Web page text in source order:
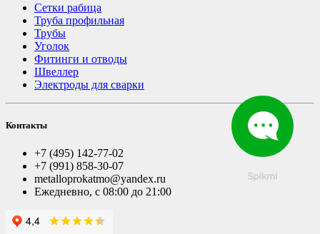
Сетки рабица
Труба профильная
Трубы
Уголок
Фитинги и отводы
Швеллер
Электроды для сварки
Контакты
+7 (495) 142-77-02
+7 (991) 858-30-07
metalloprokatmo@yandex.ru
Ежедневно, с 08:00 до 21:00